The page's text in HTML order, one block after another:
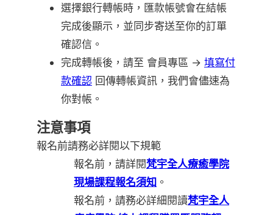
選擇銀行轉帳時，匯款帳號會在結帳
完成後顯示，並同步寄送至你的訂單
確認信。
完成轉帳後，請至 會員專區 → 填寫付
款確認 回傳轉帳資訊，我們會儘速為
你對帳。
注意事項
報名前請務必詳閱以下規範
報名前，請詳閱梵宇全人療癒學院
現場課程報名須知 。
報名前，請務必詳細閱讀梵宇全人